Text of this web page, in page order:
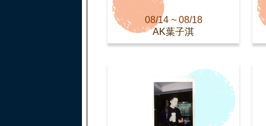
08/14 ~ 08/18
AK葉子淇